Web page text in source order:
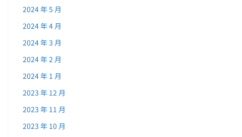
2024 年 5 月
2024 年 4 月
2024 年 3 月
2024 年 2 月
2024 年 1 月
2023 年 12 月
2023 年 11 月
2023 年 10 月